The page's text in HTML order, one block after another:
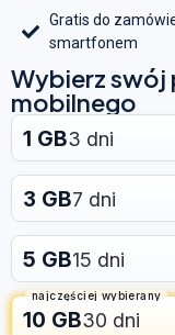
Gratis do
smartfonem
Wybierz swój
mobilnego
1 GB3 dni
3 GB7 dni
5 GB15 dni
najczęściej wybierany
10 GB30 dni